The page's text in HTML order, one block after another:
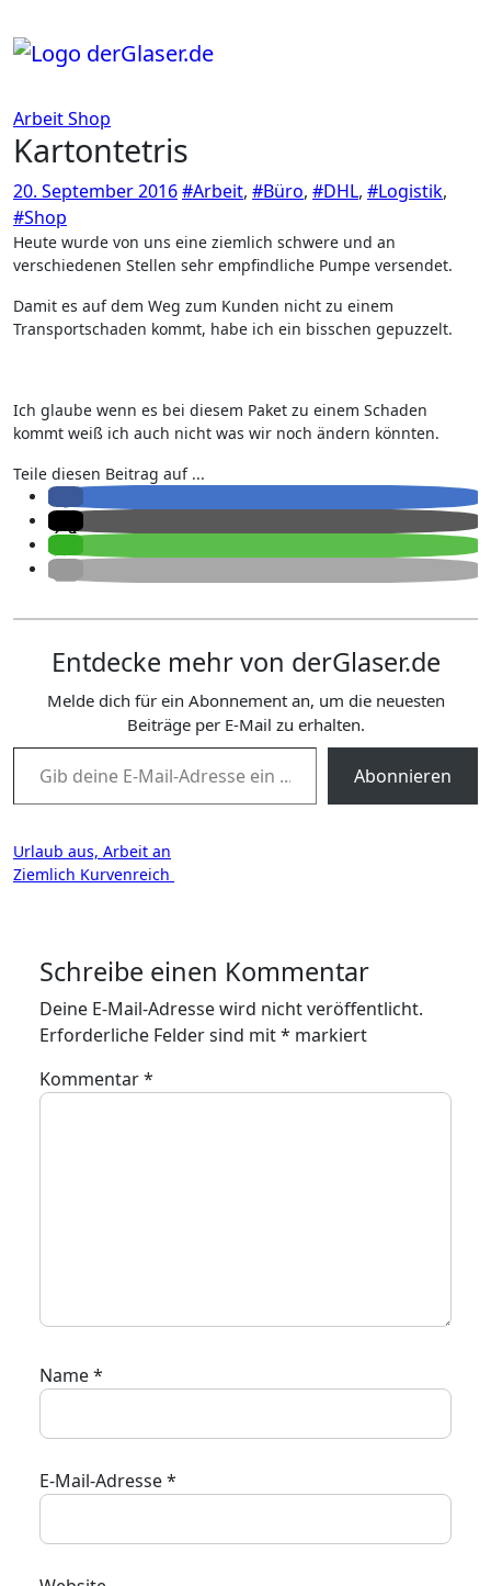
Inhalt
springen
ArbeitShop
Kartontetris
20. September 2016#Arbeit, #Büro, #DHL, #Logistik,
#Shop
Heute wurde von uns eine ziemlich schwere und an
verschiedenen Stellen sehr empfindliche Pumpe versendet.
Damit es auf dem Weg zum Kunden nicht zu einem
Transportschaden kommt, habe ich ein bisschen gepuzzelt.
Ich glaube wenn es bei diesem Paket zu einem Schaden
kommt weiß ich auch nicht was wir noch ändern könnten.
Teile diesen Beitrag auf ...
Entdecke mehr von derGlaser.de
Melde dich für ein Abonnement an, um die neuesten
Beiträge per E-Mail zu erhalten.
Gib deine E-Mail-Adresse ein ...
Abonnieren
Beitragsnavigation
Urlaub aus, Arbeit an
Ziemlich Kurvenreich
Schreibe einen Kommentar
Deine E-Mail-Adresse wird nicht veröffentlicht.
Erforderliche Felder sind mit* markiert
Kommentar*
Name*
E-Mail-Adresse*